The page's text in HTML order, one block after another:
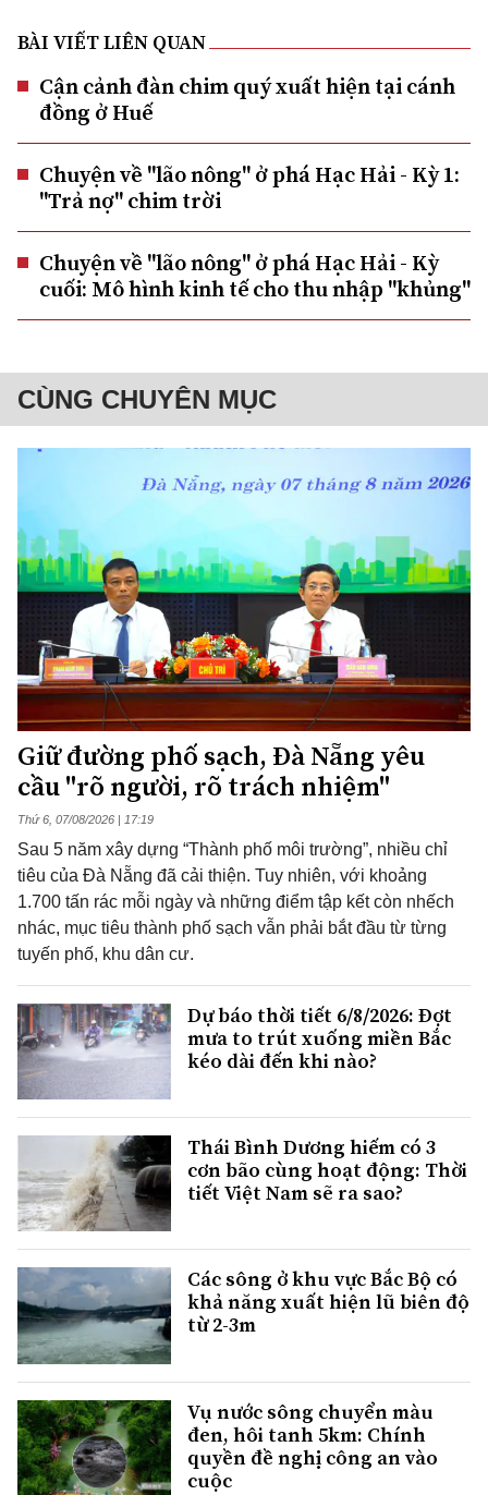
BÀI VIẾT LIÊN QUAN
Cận cảnh đàn chim quý xuất hiện tại cánh
đồng ở Huế
Chuyện về "lão nông" ở phá Hạc Hải - Kỳ 1:
"Trả nợ" chim trời
Chuyện về "lão nông" ở phá Hạc Hải - Kỳ
cuối: Mô hình kinh tế cho thu nhập "khủng"
CÙNG CHUYÊN MỤC
Giữ đường phố sạch, Đà Nẵng yêu
cầu "rõ người, rõ trách nhiệm"
Thứ 6, 07/08/2026 | 17:19
Sau 5 năm xây dựng “Thành phố môi trường”, nhiều chỉ
tiêu của Đà Nẵng đã cải thiện. Tuy nhiên, với khoảng
1.700 tấn rác mỗi ngày và những điểm tập kết còn nhếch
nhác, mục tiêu thành phố sạch vẫn phải bắt đầu từ từng
tuyến phố, khu dân cư.
Dự báo thời tiết 6/8/2026: Đợt
mưa to trút xuống miền Bắc
kéo dài đến khi nào?
Thái Bình Dương hiếm có 3
cơn bão cùng hoạt động: Thời
tiết Việt Nam sẽ ra sao?
Các sông ở khu vực Bắc Bộ có
khả năng xuất hiện lũ biên độ
từ 2-3m
Vụ nước sông chuyển màu
đen, hôi tanh 5km: Chính
quyền đề nghị công an vào
cuộc